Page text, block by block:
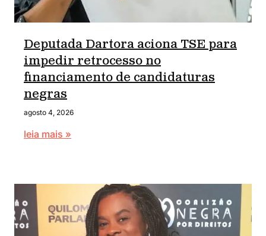
Deputada Dartora aciona TSE para
impedir retrocesso no
financiamento de candidaturas
negras
agosto 4, 2026
leia mais »